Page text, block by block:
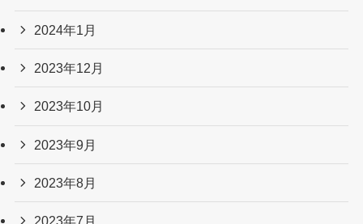
2024年1月
2023年12月
2023年10月
2023年9月
2023年8月
2023年7月